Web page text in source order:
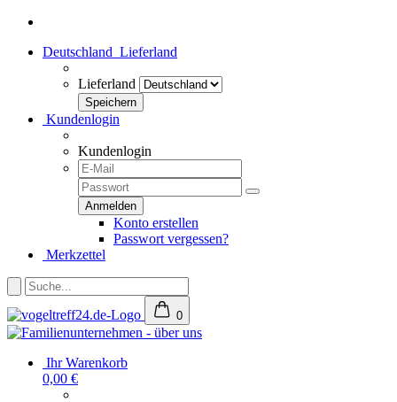
Deutschland Lieferland
Lieferland
Kundenlogin
Kundenlogin
Konto erstellen
Passwort vergessen?
Merkzettel
0
Ihr Warenkorb
0,00 €